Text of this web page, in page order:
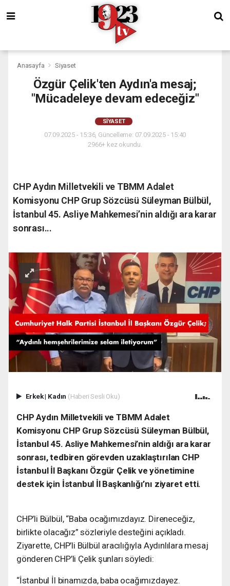
Anasayfa Siyaset
Özgür Çelik'ten Aydın'a mesaj;
"Mücadeleye devam edeceğiz"
SIYASET
07.09.2025 - 15:36, Güncelleme: 07.09.2025 - 15:40
2966+ kez okundu.
CHP Aydın Milletvekili ve TBMM Adalet
Komisyonu CHP Grup Sözcüsü Süleyman Bülbül,
İstanbul 45. Asliye Mahkemesi’nin aldığı ara karar
sonrası...
Erkek| Kadın (Haberi Sesli Oku)
CHP Aydın Milletvekili ve TBMM Adalet
Komisyonu CHP Grup Sözcüsü Süleyman Bülbül,
İstanbul 45. Asliye Mahkemesi’nin aldığı ara karar
sonrası, tedbiren görevden uzaklaştırılan CHP
İstanbul İl Başkanı Özgür Çelik ve yönetimine
destek için İstanbul İl Başkanlığı’nı ziyaret etti.
CHP’li Bülbül, “Baba ocağımızdayız. Direneceğiz,
birlikte olacağız” sözleriyle desteğini açıkladı.
Ziyarette, CHP’li Bülbül aracılığıyla Aydınlılara mesaj
gönderen CHP’li Çelik şunları söyledi:
“İstanbul İl binamızda, baba ocağımızdayez.